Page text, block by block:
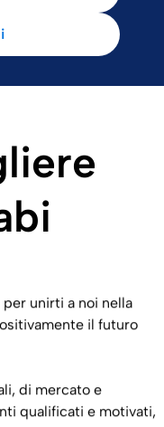
unirti a noi nella
il futuro
di mercato e
qualificati e motivati,